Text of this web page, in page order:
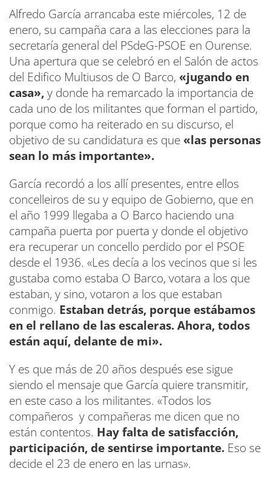
Alfredo García arrancaba este miércoles, 12 de
enero, su campaña cara a las elecciones para la
secretaría general del PSdeG-PSOE en Ourense.
Una apertura que se celebró en el Salón de actos
del Edifico Multiusos de O Barco, «jugando en
casa»,y donde ha remarcado la importancia de
cada uno de los militantes que forman el partido,
porque como ha reiterado en su discurso, el
objetivo de su candidatura es que«las personas
sean lo más importante».
García recordó a los allí presentes, entre ellos
concelleiros de su y equipo de Gobierno, que en
el año 1999 llegaba a O Barco haciendo una
campaña puerta por puerta y donde el objetivo
era recuperar un concello perdido por el PSOE
desde el 1936. «Les decía a los vecinos que si les
gustaba como estaba O Barco, votara a los que
estaban, y sino, votaron a los que estaban
conmigo. Estaban detrás, porque estábamos
en el rellano de las escaleras. Ahora, todos
están aquí, delante de mi».
Y es que más de 20 años después ese sigue
siendo el mensaje que García quiere transmitir,
en este caso a los militantes. «Todos los
compañeros y compañeras me dicen que no
están contentos. Hay falta de satisfacción,
participación, de sentirse importante. Eso se
decide el 23 de enero en las urnas».